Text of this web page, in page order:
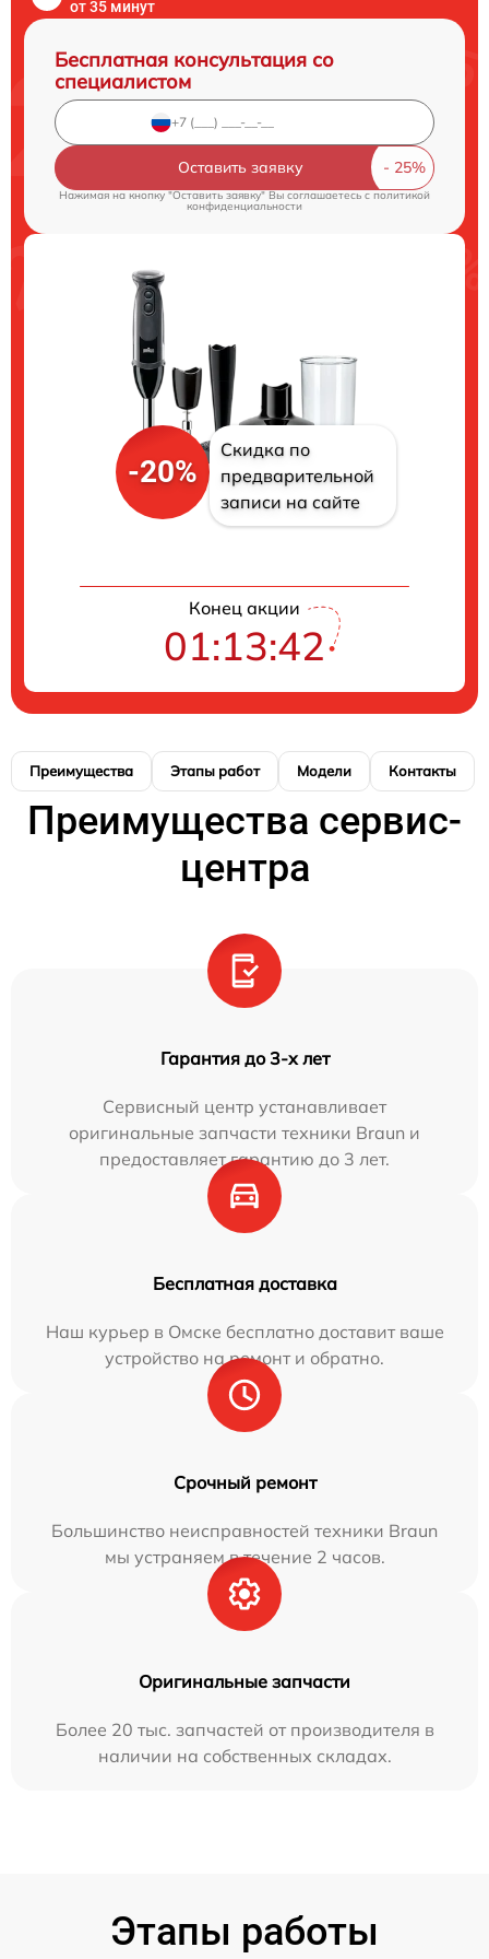
от 35 минут
Бесплатная консультация со
специалистом
Оставить заявку
Нажимая на кнопку "Оставить заявку" Вы соглашаетесь cполитикой
конфиденциальности
-20%
Скидка по
предварительной
записи на сайте
Конец акции
01:13:41
Преимущества Этапы работ Модели Контакты
Преимущества сервис-
центра
Гарантия до 3-х лет
Сервисный центр устанавливает
оригинальные запчасти техники Braun и
предоставляет гарантию до 3 лет.
Бесплатная доставка
Наш курьер в Омске бесплатно доставит ваше
устройство на ремонт и обратно.
Срочный ремонт
Большинство неисправностей техники Braun
мы устраняем в течение 2 часов.
Оригинальные запчасти
Более 20 тыс. запчастей от производителя в
наличии на собственных складах.
Этапы работы